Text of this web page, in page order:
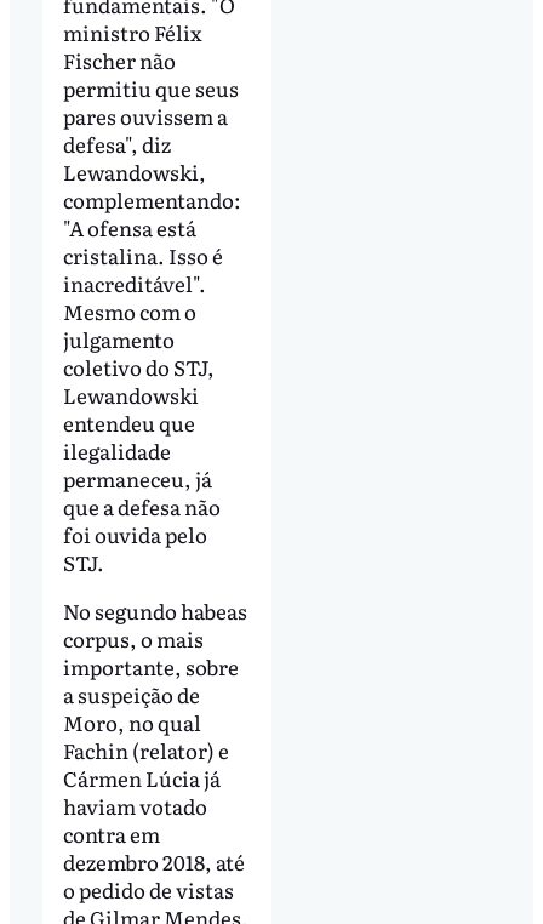
ministro Félix
Fischer não
permitiu que seus
pares ouvissem a
defesa", diz
Lewandowski,
complementando:
"A ofensa está
cristalina. Isso é
inacreditável".
Mesmo com o
julgamento
coletivo do STJ,
Lewandowski
entendeu que
ilegalidade
permaneceu, já
que a defesa não
foi ouvida pelo
STJ.
No segundo habeas
corpus, o mais
importante, sobre
a suspeição de
Moro, no qual
Fachin (relator) e
Cármen Lúcia já
haviam votado
contra em
dezembro 2018, até
o pedido de vistas
de Gilmar Mendes,